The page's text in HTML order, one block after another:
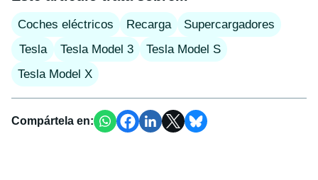
Coches eléctricos Recarga
Supercargadores
Tesla
Tesla Model 3
Tesla Model S
Tesla Model X
Compártela en: